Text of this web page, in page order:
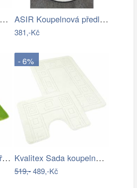
Kvalitex Sada koupelnových předložek… ASIR Koupelnová předložka BOMB černobílá
381,-Kč
Kvalitex Koupelnová předložka Elipsy…
- 6%
Kvalitex Sada koupelnových předložek…
519,-489,-Kč